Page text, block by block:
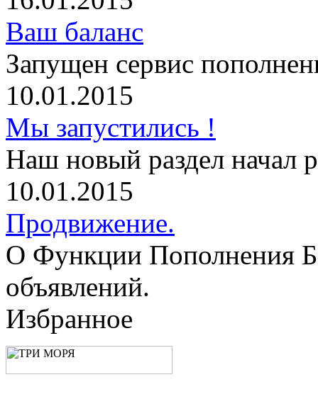
Ваш баланс
Запущен сервис
10.01.2015
Мы запустились !
Наш новый раздел начал
10.01.2015
Продвижение.
О Функции Пополнения
объявлений.
Избранное